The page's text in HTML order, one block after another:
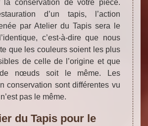
la conservation de votre pièce.
d’un tapis, l’action
par Atelier du Tapis sera le
c’est-à-dire que nous
que les couleurs soient les plus
de celle de l’origine et que
nœuds soit le même. Les
conservation sont différentes vu
pas le même.
du Tapis pour le